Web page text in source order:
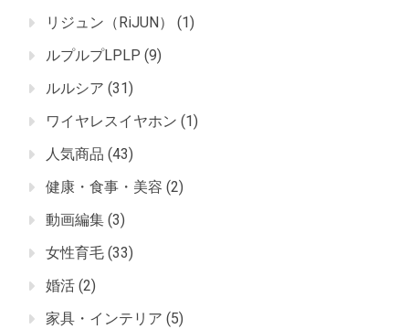
リジュン（RiJUN）
(1)
ルプルプLPLP (9)
ルルシア (31)
ワイヤレスイヤホン (1)
人気商品 (43)
健康・食事・美容 (2)
動画編集 (3)
女性育毛 (33)
婚活 (2)
家具・インテリア (5)